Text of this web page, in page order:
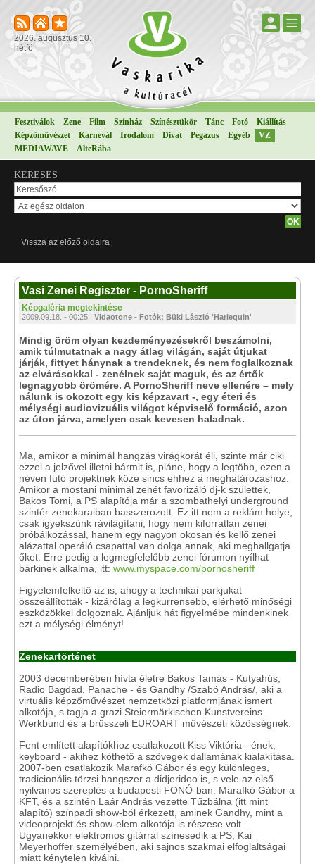
2026. augusztus 10.
hétfő
Fesztiválok Zene Film Színház Színésztükör Tánc Fotó
Kiállítás
Képzőművészet
Karnevál Irodalom Divat Pegazus Egyéb
VZ
MEDIAWAVE
AlteRába
KERESÉS
Vissza az előző oldalra
Vasi Zenei Regiszter - PornoSheriff
Képgaléria megtekintése
2009.09.18. - 00:25 | Vidaotone - Fotók: Büki László 'Harlequin'
Mindig öröm olyan kezdeményezésekről beszámolni,
amik túlmutatnak a nagy átlag világán, saját útjukat
járják, fittyet hánynak a trendeknek, és nem foglalkoznak
az elvárásokkal - zenélnek saját maguk, és az értők
legnagyobb örömére. A PornoSheriff neve ellenére – mely
nálunk is okozott egy kis képzavart -, egy éteri és
mélységi audiovizuális világot képviselő formáció, azon
az úton járva, amelyen csak kevesen haladnak.
Ma, amikor a minimál hangzás virágkorát éli, szinte már ciki
ezzel a jelzővel illetni bármit is, pláne, hogy a legtöbb, ezen a
néven futó projektnek köze sincs ehhez a meghatározáshoz.
Amikor a mostani minimál zenét favorizáló dj-k születtek,
Bakos Tomi, a PS alapítója már a szombathelyi underground
szintér zenekaraiban basszerozott. Ez itt nem a reklám helye,
csak igyekszünk rávilágítani, hogy nem kiforratlan zenei
próbálkozással, hanem egy nagyon okosan és kellő zenei
alázattal operáló csapattal van dolga annak, aki meghallgatja
őket. Erre pedig a legmegfelelőbb zenei fórumon nyílhat
bárkinek alkalma, itt: www.myspace.com/pornosheriff
Figyelemfelkeltő az is, ahogy a technikai parkjukat
összeállították - kizárólag a legkurrensebb, elérhető minőségi
eszközökkel dolgoznak. Ajánljuk hát figyelmébe mindenkinek
ezt a mélységi élményt!
Zenekartörténet
2003 decemberében hívta életre Bakos Tamás - Kutyahús,
Radio Bagdad, Panache - és Gandhy /Szabó András/, aki a
virtuális képzőművészet nemzetközi platformjának ismert
alkotója, s tagja a grazi Steiermärkischen Kunstvereins
Werkbund és a brüsszeli EUROART művészeti közösségnek.
Fent említett alapítókhoz csatlakozott Kiss Viktória - ének,
keyboard - akihez köthető a szövegek dallamának kialakítása.
2007-ben csatlakozik Marafkó Gábor és egy különleges,
tradicionális törzsi hangszer a didjeridoo is, s vele az első
nyilvános szereplés a budapesti FONÓ-ban. Marafkó Gábor a
KFT, és a szintén Laár András vezette Tűzbálna (itt mint
alapító) színpadi show-ból érkezett, aminek Gandhy, mint a
videoprojekt és show-elem alkotója is részese volt.
Ugyanekkor elektromos gitárral színesedik a PS, Kai
Meyerhoffer személyében, aki sajnos szakmai elfoglaltságai
miatt kénytelen kiválni.